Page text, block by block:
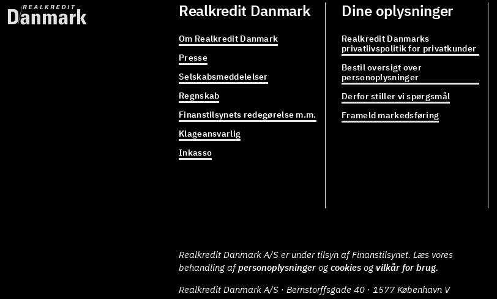
Realkredit Danmark
Om Realkredit Danmark
Presse
Selskabsmeddelelser
Regnskab
Finanstilsynets redegørelse m.m.
Klageansvarlig
Inkasso
Dine oplysninger
Realkredit Danmarks
privatlivspolitik for privatkunder
Bestil oversigt over
personoplysninger
Derfor stiller vi spørgsmål
Frameld markedsføring
Realkredit Danmark A/S er under tilsyn af Finanstilsynet. Læs vores
behandling afpersonoplysninger og cookies og vilkår for brug.
Realkredit Danmark A/S · Bernstorffsgade 40 · 1577 København V